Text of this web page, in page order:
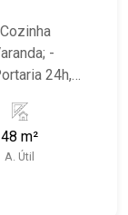
24h,
Gricki e
48 m²
A. Útil